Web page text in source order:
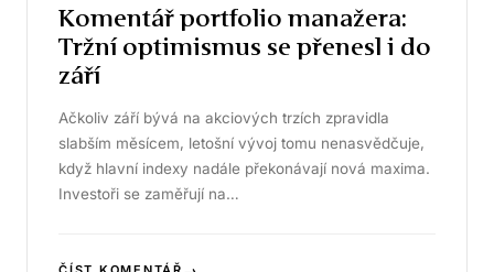
Komentář portfolio manažera:
Tržní optimismus se přenesl i do
září
Ačkoliv září bývá na akciových trzích zpravidla
slabším měsícem, letošní vývoj tomu nenasvědčuje,
když hlavní indexy nadále překonávají nová maxima.
Investoři se zaměřují na…